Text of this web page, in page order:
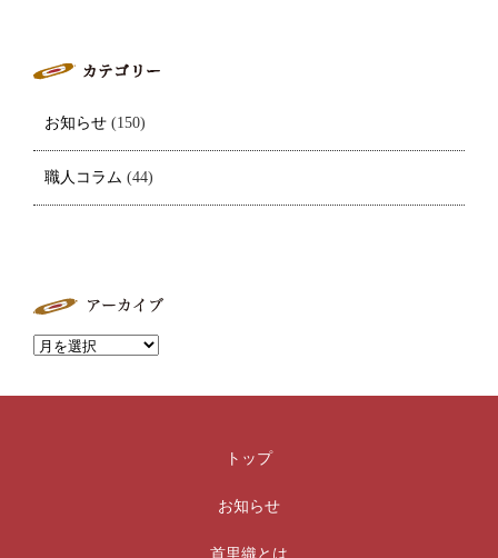
お知らせ (150)
職人コラム (44)
トップ
お知らせ
首里織とは